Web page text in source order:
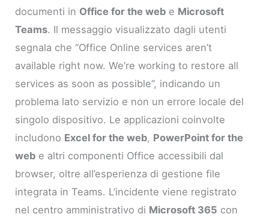
documenti in Office for the web e Microsoft
Teams. Il messaggio visualizzato dagli utenti
segnala che “Office Online services aren’t
available right now. We’re working to restore all
services as soon as possible”, indicando un
problema lato servizio e non un errore locale del
singolo dispositivo. Le applicazioni coinvolte
includono Excel for the web, PowerPoint for the
web e altri componenti Office accessibili dal
browser, oltre all’esperienza di gestione file
integrata in Teams. L’incidente viene registrato
nel centro amministrativo di Microsoft 365 con